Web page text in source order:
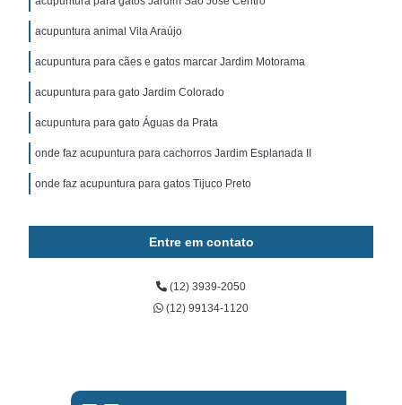
acupuntura animal Vila Araújo
acupuntura para cães e gatos marcar Jardim Motorama
acupuntura para gato Jardim Colorado
acupuntura para gato Águas da Prata
onde faz acupuntura para cachorros Jardim Esplanada II
onde faz acupuntura para gatos Tijuco Preto
Entre em contato
(12) 3939-2050
(12) 99134-1120